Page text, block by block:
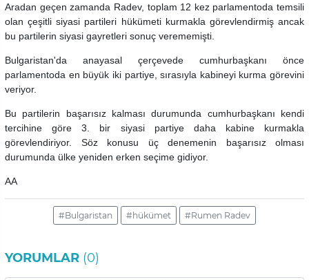
Aradan geçen zamanda Radev, toplam 12 kez parlamentoda temsili
olan çeşitli siyasi partileri hükümeti kurmakla görevlendirmiş ancak
bu partilerin siyasi gayretleri sonuç verememişti.
Bulgaristan'da anayasal çerçevede cumhurbaşkanı önce
parlamentoda en büyük iki partiye, sırasıyla kabineyi kurma görevini
veriyor.
Bu partilerin başarısız kalması durumunda cumhurbaşkanı kendi
tercihine göre 3. bir siyasi partiye daha kabine kurmakla
görevlendiriyor. Söz konusu üç denemenin başarısız olması
durumunda ülke yeniden erken seçime gidiyor.
AA
#Bulgaristan #hükümet #Rumen Radev
YORUMLAR (0)